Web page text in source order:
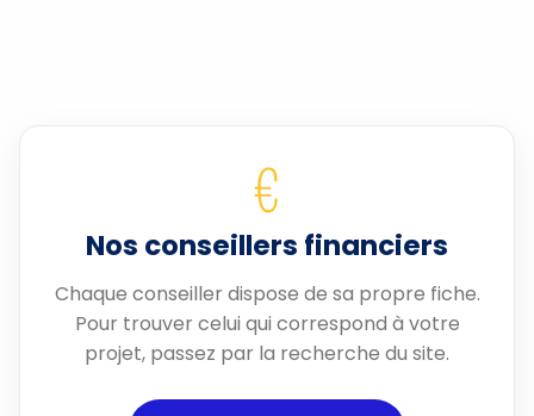
€
Nos conseillers financiers
Chaque conseiller dispose de sa propre fiche.
Pour trouver celui qui correspond à votre
projet, passez par la recherche du site.